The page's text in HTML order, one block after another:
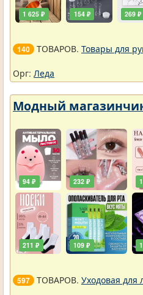
1 625 ₽ 154 ₽ 269 ₽
140 ТОВАРОВ. Товары для
Орг: Леда
Модный
94 ₽
211 ₽
232 ₽
109 ₽
597 ТОВАРОВ. Уходовая для